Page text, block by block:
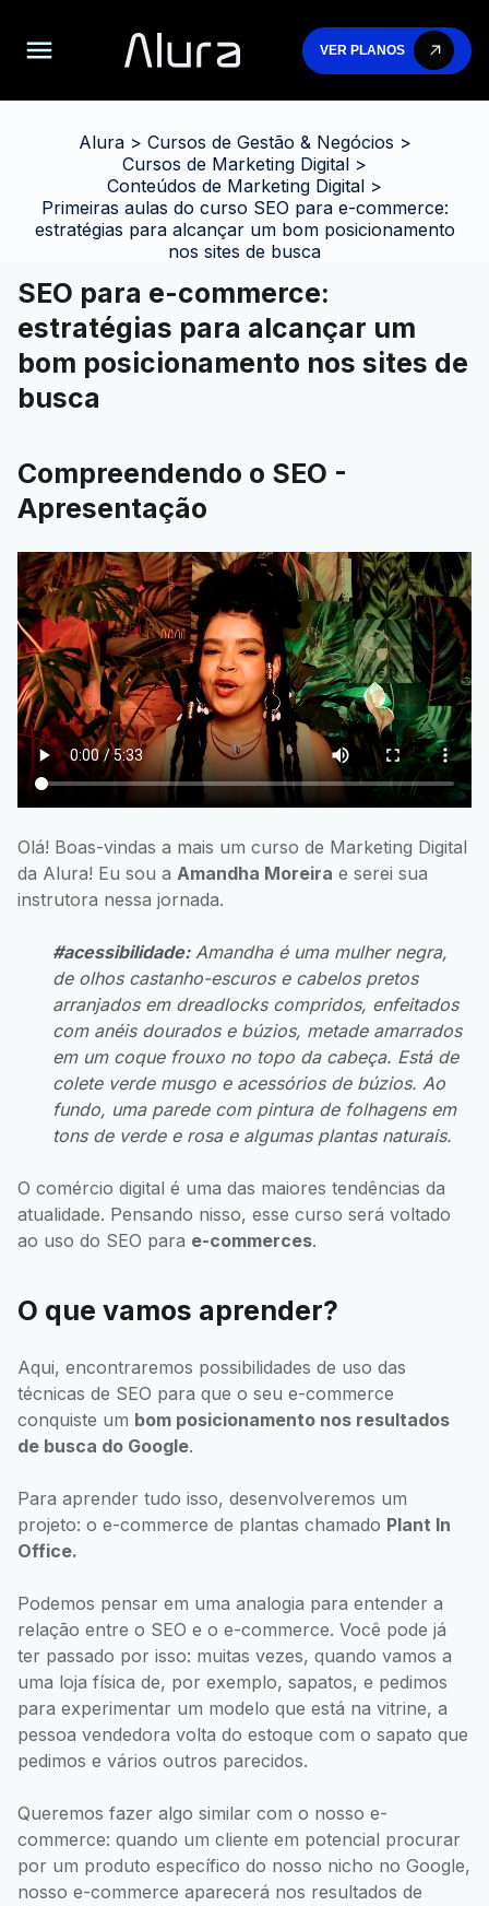
VER PLANOS
Alura> Cursos de Gestão & Negócios >
Cursos de Marketing Digital >
Conteúdos de Marketing Digital >
Primeiras aulas do curso SEO para e-commerce:
estratégias para alcançar um bom posicionamento
nos sites de busca
SEO para e-commerce:
estratégias para alcançar um
bom posicionamento nos sites de
busca
Compreendendo o SEO -
Apresentação
Olá! Boas-vindas a mais um curso de Marketing Digital
da Alura! Eu sou a Amandha Moreira e serei sua
instrutora nessa jornada.
#acessibilidade:Amandha é uma mulher negra,
de olhos castanho-escuros e cabelos pretos
arranjados em dreadlockscompridos, enfeitados
com anéis dourados e búzios, metade amarrados
em um coque frouxo no topo da cabeça. Está de
colete verde musgo e acessórios de búzios. Ao
fundo, uma parede com pintura de folhagens em
tons de verde e rosa e algumas plantas naturais.
O comércio digital é uma das maiores tendências da
atualidade. Pensando nisso, esse curso será voltado
ao uso do SEO para e-commerces.
O que vamos aprender?
Aqui, encontraremos possibilidades de uso das
técnicas de SEO para que o seu e-commerce
conquiste um bom posicionamento nos resultados
de busca do Google.
Para aprender tudo isso, desenvolveremos um
projeto: o e-commerce de plantas chamado Plant In
Office.
Podemos pensar em uma analogia para entender a
relação entre o SEO e o e-commerce. Você pode já
ter passado por isso: muitas vezes, quando vamos a
uma loja física de, por exemplo, sapatos, e pedimos
para experimentar um modelo que está na vitrine, a
pessoa vendedora volta do estoque com o sapato que
pedimos e vários outros parecidos.
Queremos fazer algo similar com o nosso e-
commerce: quando um cliente em potencial procurar
por um produto específico do nosso nicho no Google,
nosso e-commerce aparecerá nos resultados de